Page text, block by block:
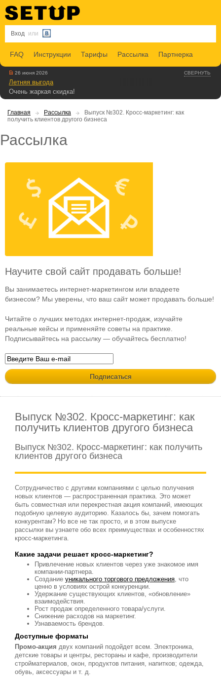
Вход или
FAQ Инструкции Тарифы Рассылка Партнерка
СВЕРНУТЬ
26 июня 2026
Летняя выгода
Очень жаркая скидка!
Главная Рассылка
Выпуск №302. Кросс-маркетинг: как
получить клиентов другого бизнеса
Рассылка
Научите свой сайт продавать больше!
Вы занимаетесь интернет-маркетингом или владеете
бизнесом? Мы уверены, что ваш сайт может продавать больше!
Читайте о лучших методах интернет-продаж, изучайте
реальные кейсы и применяйте советы на практике.
Подписывайтесь на рассылку — обучайтесь бесплатно!
Выпуск №302. Кросс-маркетинг: как
получить клиентов другого бизнеса
Выпуск №302. Кросс-маркетинг: как получить
клиентов другого бизнеса
Сотрудничество с другими компаниями с целью получения
новых клиентов — распространенная практика. Это может
быть совместная или перекрестная акция компаний, имеющих
подобную целевую аудиторию. Казалось бы, зачем помогать
конкурентам? Но все не так просто, и в этом выпуске
рассылки вы узнаете обо всех преимуществах и особенностях
кросс-маркетинга.
Какие задачи решает кросс-маркетинг?
Привлечение новых клиентов через уже знакомое имя
компании-партнера.
Создание уникального торгового предложения, что
ценно в условиях острой конкуренции.
Удержание существующих клиентов, «обновление»
взаимодействия.
Рост продаж определенного товара/услуги.
Снижение расходов на маркетинг.
Узнаваемость брендов.
Доступные форматы
Промо-акция двух компаний подойдет всем. Электроника,
детские товары и центры, рестораны и кафе, производители
стройматериалов, окон, продуктов питания, напитков; одежда,
обувь, аксессуары и т. д.